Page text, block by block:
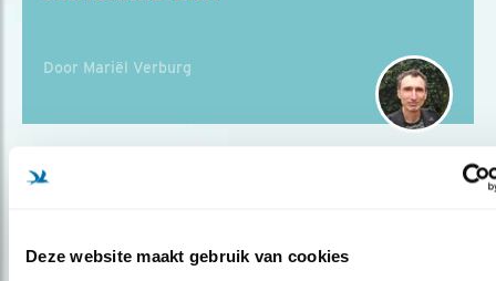
Deze website maakt gebruik van cookies
Door Mariël Verburg
GEBOUWEN’